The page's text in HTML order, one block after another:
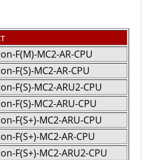
F(M)-MC2-AR-CPU
F(S)-MC2-AR-CPU
F(S)-MC2-ARU2-CPU
F(S)-MC2-ARU-CPU
F(S+)-MC2-ARU-CPU
F(S+)-MC2-AR-CPU
F(S+)-MC2-ARU2-CPU